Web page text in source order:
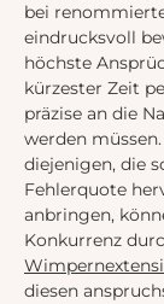
bei
eindrucksvoll
höchste
kürzester Zeit
präzise an die
werden
diejenigen, die
Fehlerquote
anbringen,
Konkurrenz
diesen